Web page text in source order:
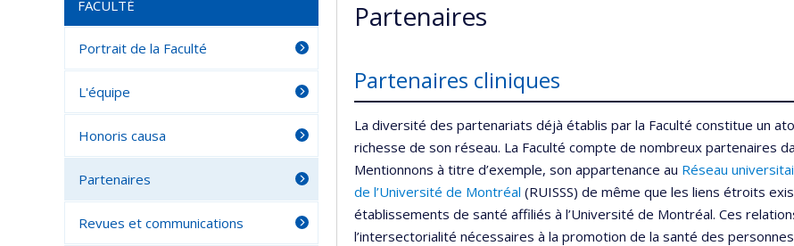
Partenaires
Partenaires cliniques
La diversité des partenariats déjà établis par la Faculté constitue un
richesse de son réseau. La Faculté compte de nombreux partenaires
Mentionnons à titre d’exemple, son appartenance au Réseau
de l’Université de Montréal (RUISSS) de même que les liens étroits
établissements de santé affiliés à l’Université de Montréal. Ces
l’intersectorialité nécessaires à la promotion de la santé des
FACULTÉ
Portrait de la Faculté
L'équipe
Honoris causa
Partenaires
Revues et communications